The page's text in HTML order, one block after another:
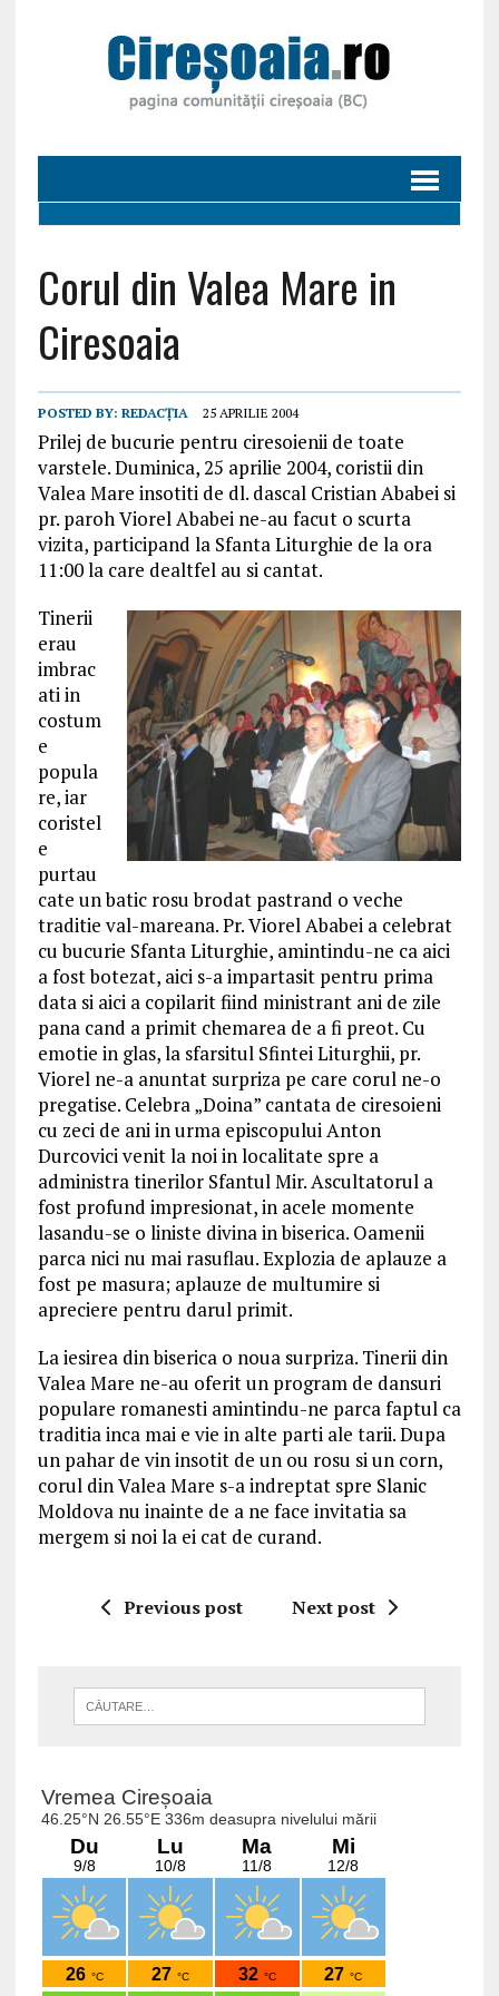
Corul din Valea Mare in
Ciresoaia
POSTED BY: REDACȚIA 25 APRILIE 2004
Prilej de bucurie pentru ciresoienii de toate
varstele. Duminica, 25 aprilie 2004, coristii din
Valea Mare insotiti de dl. dascal Cristian Ababei si
pr. paroh Viorel Ababei ne-au facut o scurta
vizita, participand la Sfanta Liturghie de la ora
11:00 la care dealtfel au si cantat.
Tinerii
erau
imbrac
ati in
costum
e
popula
re, iar
coristel
e
purtau
cate un batic rosu brodat pastrand o veche
traditie val-mareana. Pr. Viorel Ababei a celebrat
cu bucurie Sfanta Liturghie, amintindu-ne ca aici
a fost botezat, aici s-a impartasit pentru prima
data si aici a copilarit fiind ministrant ani de zile
pana cand a primit chemarea de a fi preot. Cu
emotie in glas, la sfarsitul Sfintei Liturghii, pr.
Viorel ne-a anuntat surpriza pe care corul ne-o
pregatise. Celebra „Doina” cantata de ciresoieni
cu zeci de ani in urma episcopului Anton
Durcovici venit la noi in localitate spre a
administra tinerilor Sfantul Mir. Ascultatorul a
fost profund impresionat, in acele momente
lasandu-se o liniste divina in biserica. Oamenii
parca nici nu mai rasuflau. Explozia de aplauze a
fost pe masura; aplauze de multumire si
apreciere pentru darul primit.
La iesirea din biserica o noua surpriza. Tinerii din
Valea Mare ne-au oferit un program de dansuri
populare romanesti amintindu-ne parca faptul ca
traditia inca mai e vie in alte parti ale tarii. Dupa
un pahar de vin insotit de un ou rosu si un corn,
corul din Valea Mare s-a indreptat spre Slanic
Moldova nu inainte de a ne face invitatia sa
mergem si noi la ei cat de curand.
Previous post Next post